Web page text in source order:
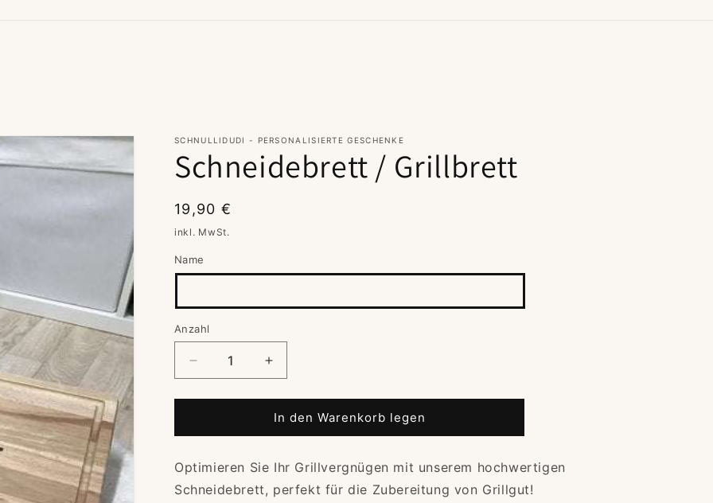
SCHNULLIDUDI - PERSONALISIERTE GESCHENKE
Schneidebrett / Grillbrett
Normaler
Preis
19,90 €
inkl. MwSt.
Name
Anzahl
Verringere
die
Menge
Schneidebrett
Grillbrett
Erhöhe
die
Menge
für
Schneidebrett
Grillbrett
In den Warenkorb legen
Optimieren Sie Ihr Grillvergnügen mit unserem hochwertigen
Schneidebrett, perfekt für die Zubereitung von Grillgut!